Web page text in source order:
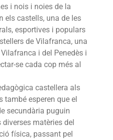
i nois i noies de la
els castells, una de les
esportives i populars
de Vilafranca, una
i del Penedès i
se cada cop més al
castellera als
també esperen que el
secundària puguin
matèries del
física, passant pel